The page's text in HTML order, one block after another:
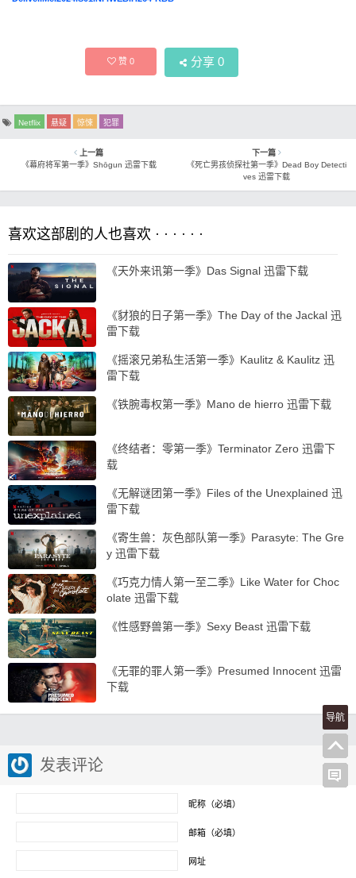
赞0 分享 0
Netflix 悬疑 惊悚 犯罪
上一篇
《幕府将军第一季》Shōgun 迅雷下载
下一篇
《死亡男孩侦探社第一季》Dead Boy Detecti
ves 迅雷下载
喜欢这部剧的人也喜欢 · · · · · ·
《天外来讯第一季》Das Signal 迅雷下载
《豺狼的日子第一季》The Day of the Jackal 迅
雷下载
《摇滚兄弟私生活第一季》Kaulitz & Kaulitz 迅
雷下载
《铁腕毒权第一季》Mano de hierro 迅雷下载
《终结者：零第一季》Terminator Zero 迅雷下
载
《无解谜团第一季》Files of the Unexplained 迅
雷下载
《寄生兽：灰色部队第一季》Parasyte: The Gre
y 迅雷下载
《巧克力情人第一至二季》Like Water for Choc
olate 迅雷下载
《性感野兽第一季》Sexy Beast 迅雷下载
《无罪的罪人第一季》Presumed Innocent 迅雷
下载
发表评论
昵称（必填）
邮箱（必填）
网址
导航